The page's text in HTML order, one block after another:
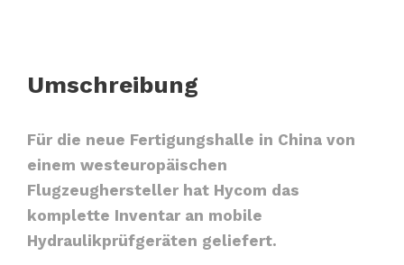
Umschreibung
Für die neue Fertigungshalle in China von
einem westeuropäischen
Flugzeughersteller hat Hycom das
komplette Inventar an mobile
Hydraulikprüfgeräten geliefert.